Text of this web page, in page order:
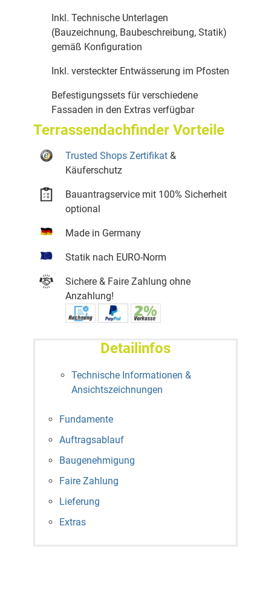
Inkl. Technische Unterlagen
(Bauzeichnung, Baubeschreibung, Statik)
gemäß Konfiguration
Inkl. versteckter Entwässerung im Pfosten
Befestigungssets für verschiedene
Fassaden in den Extras verfügbar
Terrassendachfinder Vorteile
Trusted Shops Zertifikat &
Käuferschutz
Bauantragservice mit 100% Sicherheit
optional
Made in Germany
Statik nach EURO-Norm
Sichere & Faire Zahlung ohne
Anzahlung!
Detailinfos
Technische Informationen &
Ansichtszeichnungen
Fundamente
Auftragsablauf
Baugenehmigung
Faire Zahlung
Lieferung
Extras